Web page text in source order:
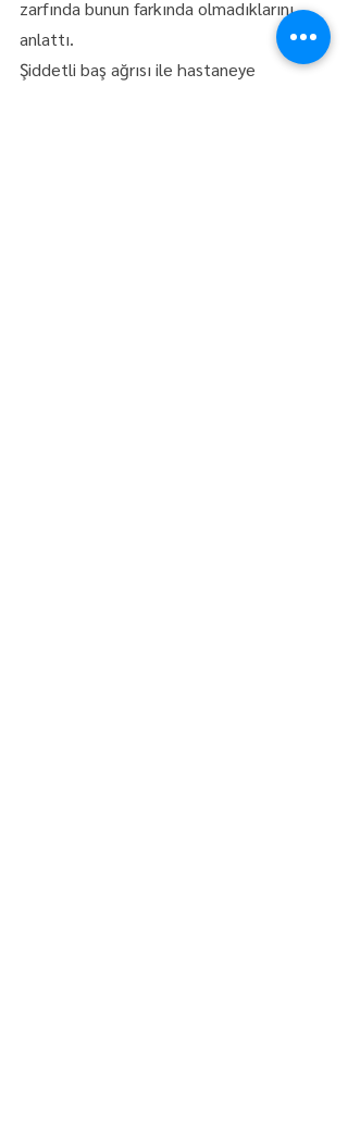
zarfında bunun farkında olmadıklarını
anlattı.
Şiddetli baş ağrısı ile hastaneye